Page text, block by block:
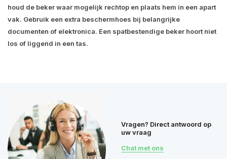
houd de beker waar mogelijk rechtop en plaats hem in een apart
vak. Gebruik een extra beschermhoes bij belangrijke
documenten of elektronica. Een spatbestendige beker hoort niet
los of liggend in een tas.
Vragen? Direct antwoord op
uw vraag
Chat met ons